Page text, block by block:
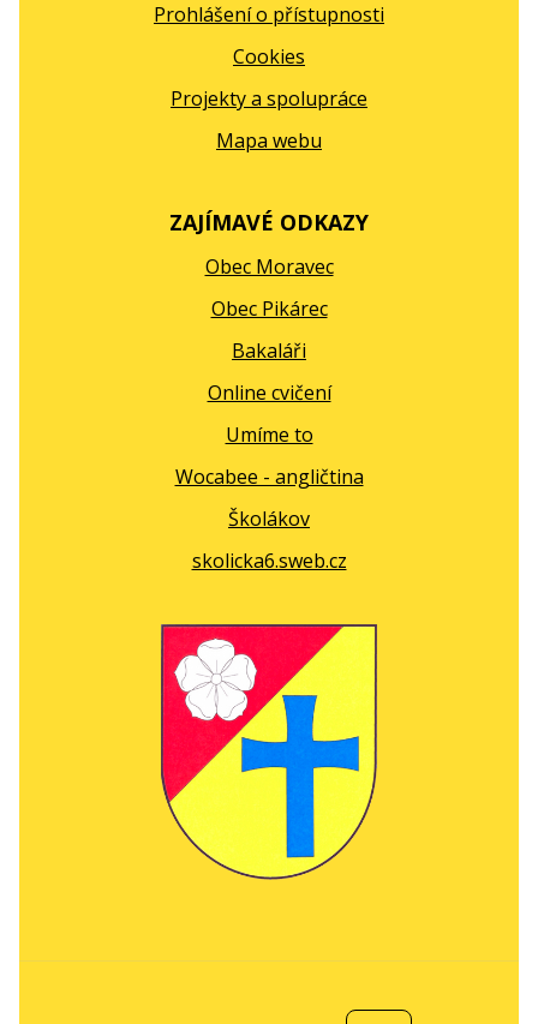
Prohlášení o přístupnosti
Cookies
Projekty a spolupráce
Mapa webu
ZAJÍMAVÉ ODKAZY
Obec Moravec
Obec Pikárec
Bakaláři
Online cvičení
Umíme to
Wocabee - angličtina
Školákov
skolicka6.sweb.cz